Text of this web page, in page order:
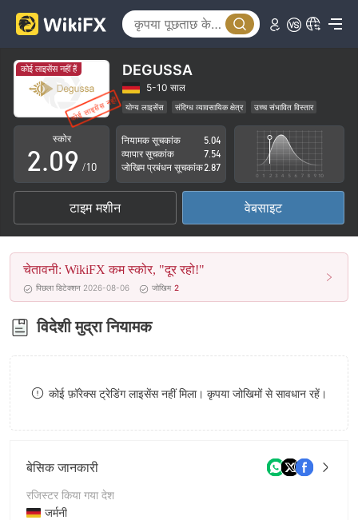
कोई लाइसेंस नहीं हैं DEGUSSA
5-10 साल
योग्य लाइसेंस संदिग्ध व्यावसायिक क्षेत्र उच्च संभावित विस्तार
स्कोर
0
1
2
3
4
5
6
7
8
9
.0
1
2
3
4
5
6
7
5
6
7
8
9 /10
नियामक सूचकांक
5.04
व्यापार सूचकांक
7.54
जोखिम प्रबंधन सूचकांक2.87
टाइम मशीन वेबसाइट
चेतावनी: WikiFX कम स्कोर, "दूर रहो!"
पिछला डिटेक्शन 2026-08-06 जोखिम 2
विदेशी मुद्रा नियामक
कोई फ़ॉरेक्स ट्रेडिंग लाइसेंस नहीं मिला। कृपया जोखिमों से सावधान रहें।
बेसिक जानकारी
रजिस्टर किया गया देश
जर्मनी